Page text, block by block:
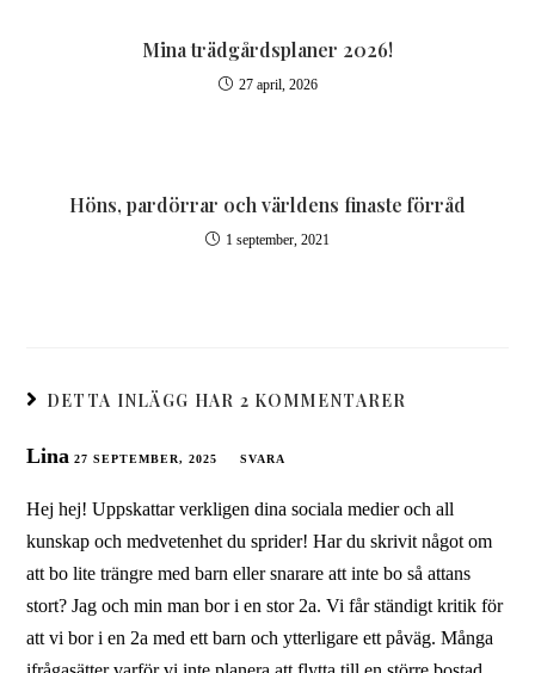
Mina trädgårdsplaner 2026!
27 april, 2026
Höns, pardörrar och världens finaste förråd
1 september, 2021
DETTA INLÄGG HAR 2 KOMMENTARER
Lina 27 SEPTEMBER, 2025 SVARA
Hej hej! Uppskattar verkligen dina sociala medier och all
kunskap och medvetenhet du sprider! Har du skrivit något om
att bo lite trängre med barn eller snarare att inte bo så attans
stort? Jag och min man bor i en stor 2a. Vi får ständigt kritik för
att vi bor i en 2a med ett barn och ytterligare ett påväg. Många